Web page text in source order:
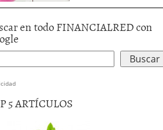
en todo FINANCIALRED con
5 ARTÍCULOS